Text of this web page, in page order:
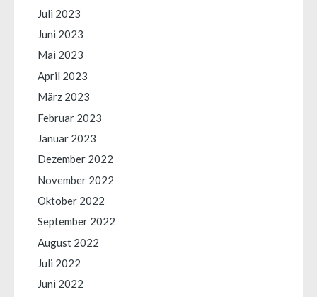
Juli 2023
Juni 2023
Mai 2023
April 2023
März 2023
Februar 2023
Januar 2023
Dezember 2022
November 2022
Oktober 2022
September 2022
August 2022
Juli 2022
Juni 2022